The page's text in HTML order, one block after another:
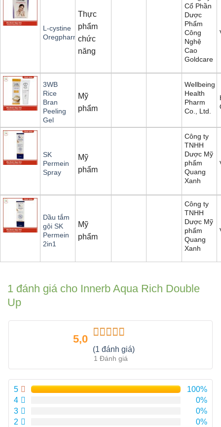
L-cystine
Oregpharm
Thực
phẩm
chức
năng
Cổ Phần
Dược
Phẩm
Công
Nghệ
Cao
Goldcare
3WB
Rice
Bran
Peeling
Gel
Mỹ
phẩm
Wellbeing
Health
Pharm
Co., Ltd.
SK
Permein
Spray
Mỹ
phẩm
Công ty
TNHH
Dược Mỹ
phẩm
Quang
Xanh
Dầu tắm
gội SK
Permein
2in1
Mỹ
phẩm
Công ty
TNHH
Dược Mỹ
phẩm
Quang
Xanh
1 đánh giá cho Innerb Aqua Rich Double
Up
5,0
Được xếp
hạng 5.00
sao
(1 đánh giá)
1 Đánh giá
5
100%
4
0%
3
0%
2
0%